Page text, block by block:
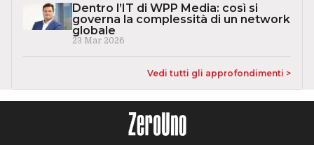
Dentro l’IT di WPP Media: così si
governa la complessità di un network
globale
23 Mar 2026
Vedi tutti gli approfondimenti >